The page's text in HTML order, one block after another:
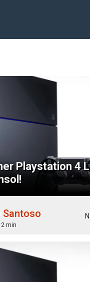
Playstation 4
Santoso
2 min